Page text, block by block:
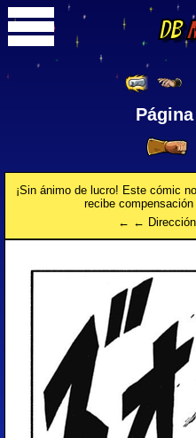
DB
¡Sin ánimo de lucro! Este cómic
recibe
← ←